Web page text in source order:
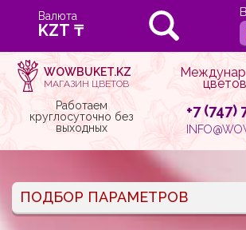
Валюта
WOWBUKET.KZ
МАГАЗИН ЦВЕТОВ
Работаем
круглосуточно без
выходных
+7 (747)
ПОДБОР ПАРАМЕТРОВ